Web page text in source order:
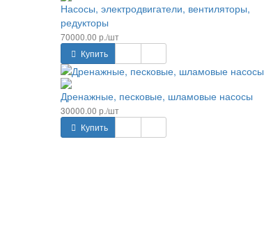
Насосы, электродвигатели, вентиляторы,
редукторы
70000.00 р./шт
Купить
Дренажные, песковые, шламовые насосы
30000.00 р./шт
Купить